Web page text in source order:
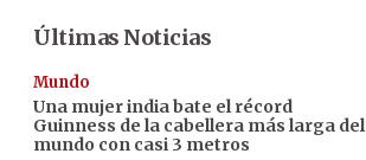
Últimas Noticias
Mundo
Una mujer india bate el récord
Guinness de la cabellera más larga del
mundo con casi 3 metros